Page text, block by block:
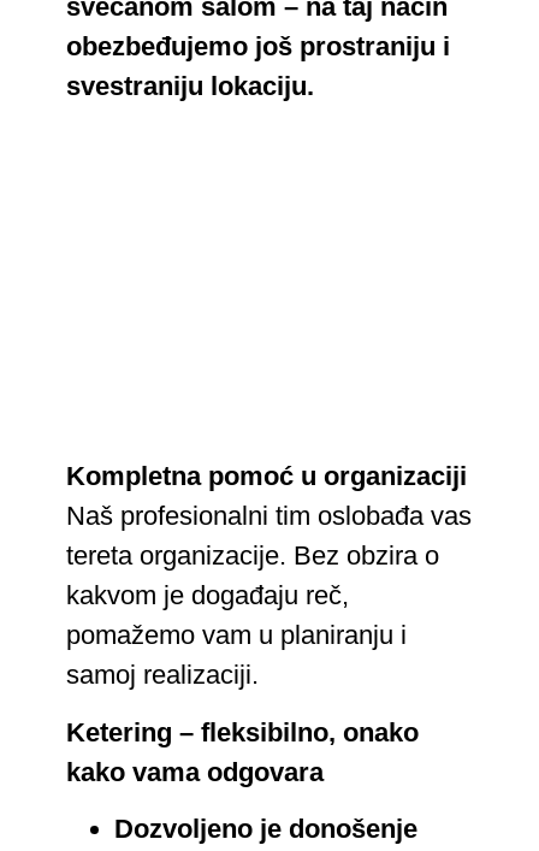
svečanom salom – na taj način
obezbeđujemo još prostraniju i
svestraniju lokaciju.
Kompletna pomoć u organizaciji
Naš profesionalni tim oslobađa vas
tereta organizacije. Bez obzira o
kakvom je događaju reč,
pomažemo vam u planiranju i
samoj realizaciji.
Ketering – fleksibilno, onako
kako vama odgovara
Dozvoljeno je donošenje